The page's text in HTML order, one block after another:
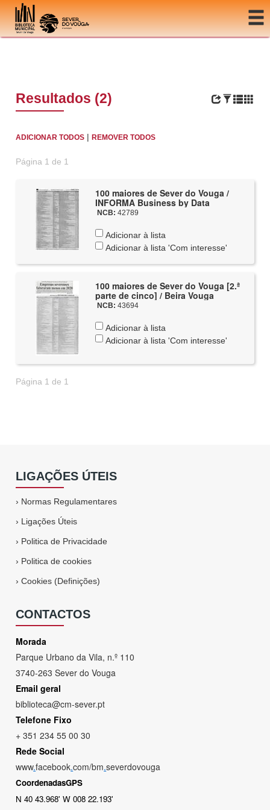
Ir para o conteúdo
Resultados (2)
ADICIONAR TODOS |REMOVER TODOS
Página 1 de 1
100 maiores de Sever do Vouga /
INFORMA Business by Data
NCB: 42789
Adicionar à lista
Adicionar à lista 'Com interesse'
100 maiores de Sever do Vouga [2.ª
parte de cinco] / Beira Vouga
NCB: 43694
Adicionar à lista
Adicionar à lista 'Com interesse'
Página 1 de 1
LIGAÇÕES ÚTEIS
› Normas Regulamentares
› Ligações Úteis
› Politica de Privacidade
› Politica de cookies
›Cookies (Definições)
CONTACTOS
Morada
Parque Urbano da Vila, n.º 110
3740-263 Sever do Vouga
Email geral
biblioteca@cm-sever.pt
Telefone Fixo
+ 351 234 55 00 30
Rede Social
www.facebook.com/bm.severdovouga
CoordenadasGPS
N 40 43.968' W 008 22.193'